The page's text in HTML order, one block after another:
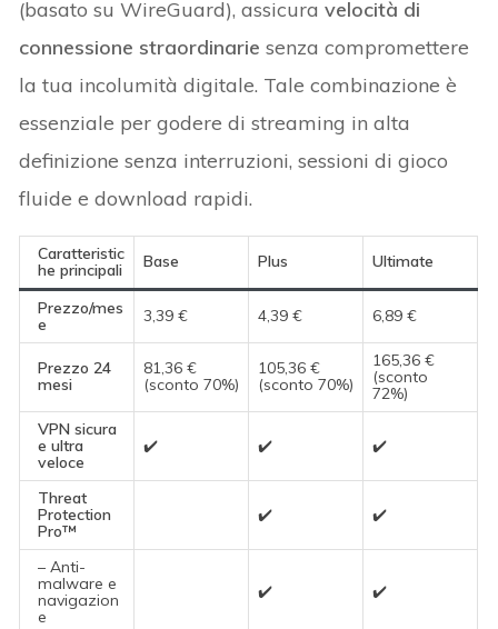
(basato su WireGuard), assicuravelocità di
connessione straordinarie senza compromettere
la tua incolumità digitale. Tale combinazione è
essenziale per godere di streaming in alta
definizione senza interruzioni, sessioni di gioco
fluide e download rapidi.
Caratteristic
he principali
Base Plus Ultimate
Prezzo/mes
e
3,39 € 4,39 € 6,89 €
Prezzo 24
mesi
81,36 €
(sconto 70%)
105,36 €
(sconto 70%)
165,36 €
(sconto
72%)
VPN sicura
e ultra
veloce
✔️ ✔️ ✔️
Threat
Protection
Pro™
✔️ ✔️
– Anti-
malware e
navigazion
e
✔️ ✔️